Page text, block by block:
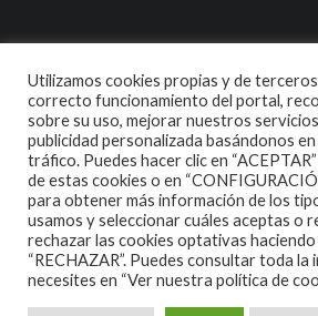
2007 COPYRIGHT -
Utilizamos cookies propias y de
correcto funcionamiento del portal,
sobre su uso, mejorar nuestros
publicidad personalizada basándonos
tráfico. Puedes hacer clic en
de estas cookies o en
para obtener más información de los
usamos y seleccionar cuáles aceptas o
rechazar las cookies optativas haciendo
“RECHAZAR”. Puedes consultar toda
necesites en “Ver nuestra política de